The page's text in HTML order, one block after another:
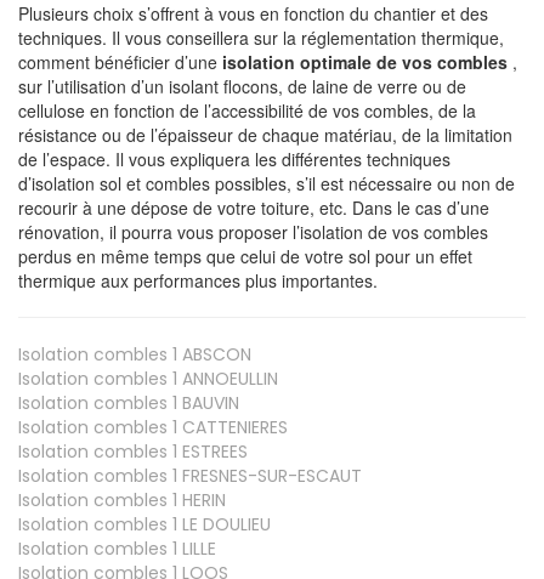
Plusieurs choix s’offrent à vous en fonction du chantier et des
techniques. Il vous conseillera sur la réglementation thermique,
comment bénéficier d’une isolation optimale de vos combles ,
sur l’utilisation d’un isolant flocons, de laine de verre ou de
cellulose en fonction de l’accessibilité de vos combles, de la
résistance ou de l’épaisseur de chaque matériau, de la limitation
de l’espace. Il vous expliquera les différentes techniques
d’isolation sol et combles possibles, s’il est nécessaire ou non de
recourir à une dépose de votre toiture, etc. Dans le cas d’une
rénovation, il pourra vous proposer l’isolation de vos combles
perdus en même temps que celui de votre sol pour un effet
thermique aux performances plus importantes.
Isolation combles 1 ABSCON
Isolation combles 1 ANNOEULLIN
Isolation combles 1 BAUVIN
Isolation combles 1 CATTENIERES
Isolation combles 1 ESTREES
Isolation combles 1 FRESNES-SUR-ESCAUT
Isolation combles 1 HERIN
Isolation combles 1 LE DOULIEU
Isolation combles 1 LILLE
Isolation combles 1 LOOS